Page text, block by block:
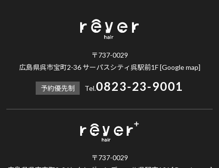
〒737-0029
広島県呉市宝町2-36 サーパスシティ呉駅前1F[Google map]
予約優先制 Tel.0823-23-9001
〒737-0029